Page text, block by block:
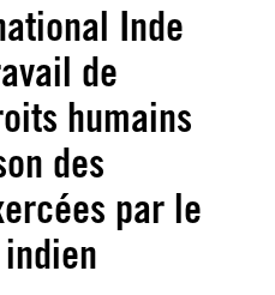
Inde
de
humains
des
par le